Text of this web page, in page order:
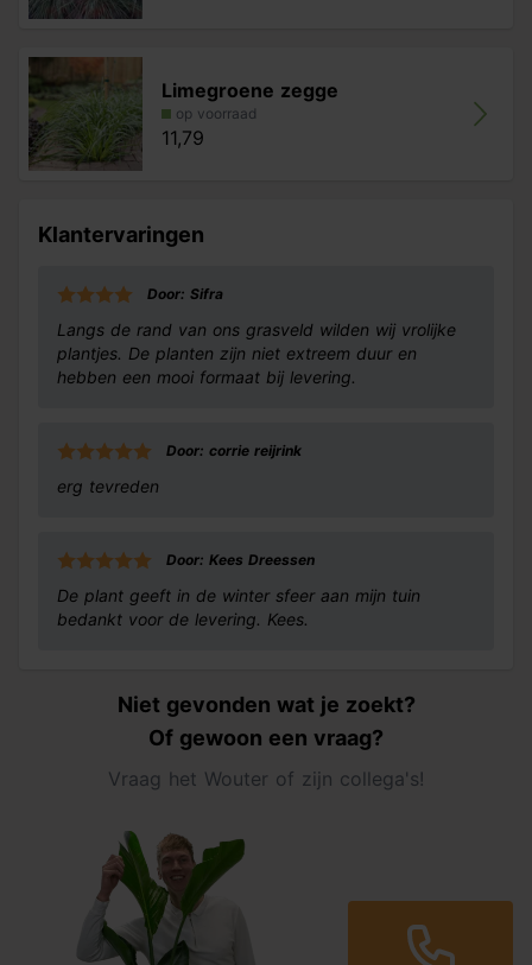
Limegroene zegge
op voorraad
11,79
Klantervaringen
Door: Sifra
Langs de rand van ons grasveld wilden wij vrolijke
plantjes. De planten zijn niet extreem duur en
hebben een mooi formaat bij levering.
Door: corrie reijrink
erg tevreden
Door: Kees Dreessen
De plant geeft in de winter sfeer aan mijn tuin
bedankt voor de levering. Kees.
Niet gevonden wat je zoekt?
Of gewoon een vraag?
Vraag het Wouter of zijn collega's!